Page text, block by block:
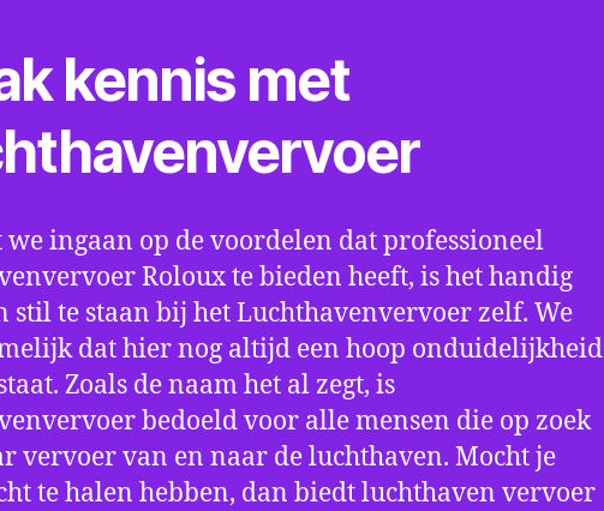
kennis met
we ingaan op de voordelen dat professioneel
Roloux te bieden heeft, is het handig
stil te staan bij het Luchthavenvervoer zelf. We
dat hier nog altijd een hoop onduidelijkheid
Zoals de naam het al zegt, is
bedoeld voor alle mensen die op zoek
vervoer van en naar de luchthaven. Mocht je
te halen hebben, dan biedt luchthaven vervoer